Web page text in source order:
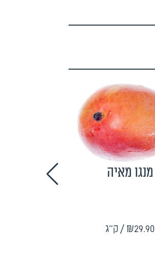
מנגו מאיה
₪29.90/ ק"ג